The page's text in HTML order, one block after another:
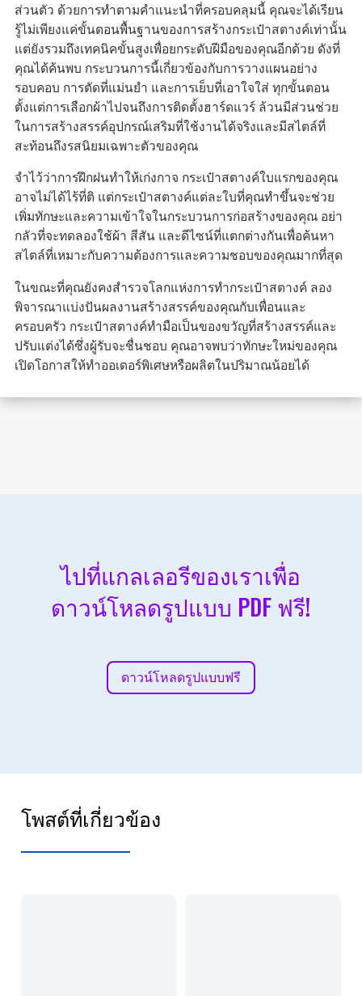
ส่วนตัว ด้วยการทำตามคำแนะนำที่ครอบคลุมนี้ คุณจะได้เรียน
รู้ไม่เพียงแค่ขั้นตอนพื้นฐานของการสร้างกระเป๋าสตางค์เท่านั้น
แต่ยังรวมถึงเทคนิคขั้นสูงเพื่อยกระดับฝีมือของคุณอีกด้วย ดังที่
คุณได้ค้นพบ กระบวนการนี้เกี่ยวข้องกับการวางแผนอย่าง
รอบคอบ การตัดที่แม่นยำ และการเย็บที่เอาใจใส่ ทุกขั้นตอน
ตั้งแต่การเลือกผ้าไปจนถึงการติดตั้งฮาร์ดแวร์ ล้วนมีส่วนช่วย
ในการสร้างสรรค์อุปกรณ์เสริมที่ใช้งานได้จริงและมีสไตล์ที่
สะท้อนถึงรสนิยมเฉพาะตัวของคุณ
จำไว้ว่าการฝึกฝนทำให้เก่งกาจ กระเป๋าสตางค์ใบแรกของคุณ
อาจไม่ได้ไร้ที่ติ แต่กระเป๋าสตางค์แต่ละใบที่คุณทำขึ้นจะช่วย
เพิ่มทักษะและความเข้าใจในกระบวนการก่อสร้างของคุณ อย่า
กลัวที่จะทดลองใช้ผ้า สีสัน และดีไซน์ที่แตกต่างกันเพื่อค้นหา
สไตล์ที่เหมาะกับความต้องการและความชอบของคุณมากที่สุด
ในขณะที่คุณยังคงสำรวจโลกแห่งการทำกระเป๋าสตางค์ ลอง
พิจารณาแบ่งปันผลงานสร้างสรรค์ของคุณกับเพื่อนและ
ครอบครัว กระเป๋าสตางค์ทำมือเป็นของขวัญที่สร้างสรรค์และ
ปรับแต่งได้ซึ่งผู้รับจะชื่นชอบ คุณอาจพบว่าทักษะใหม่ของคุณ
เปิดโอกาสให้ทำออเดอร์พิเศษหรือผลิตในปริมาณน้อยได้
ไปที่แกลเลอรีของเราเพื่อ
ดาวน์โหลดรูปแบบ PDF ฟรี!
ดาวน์โหลดรูปแบบฟรี
โพสต์ที่เกี่ยวข้อง